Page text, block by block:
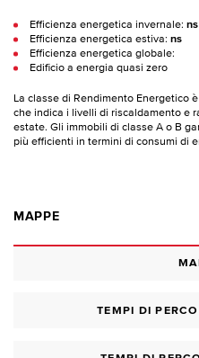
Efficienza energetica invernale: ns
Efficienza energetica estiva: ns
Efficienza energetica globale:
Edificio a energia quasi zero
La classe di Rendimento Energetico
che indica i livelli di riscaldamento e
estate. Gli immobili di classe A o B
più efficienti in termini di consumi di
MAPPE
TEMPI DI